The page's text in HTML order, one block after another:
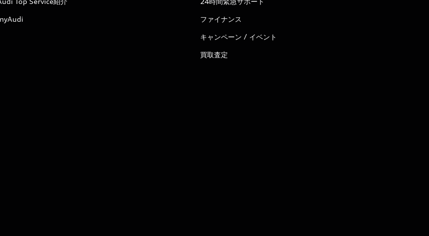
ファイナンス
キャンペーン / イベント
買取査定